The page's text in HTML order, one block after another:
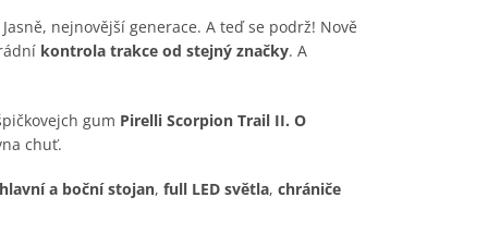
Jasně, nejnovější generace. A teď se podrž! Nově
kontrola trakce od stejný značky. A
gum Pirelli Scorpion Trail II. O
chuť.
hlavní a boční stojan, full LED světla, chrániče